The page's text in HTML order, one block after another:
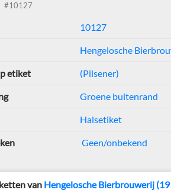
#10127
10127
Hengelosche
etiket (Pilsener)
Groene buitenrand
Halsetiket
Geen/onbekend
van Hengelosche Bierbrouwerij